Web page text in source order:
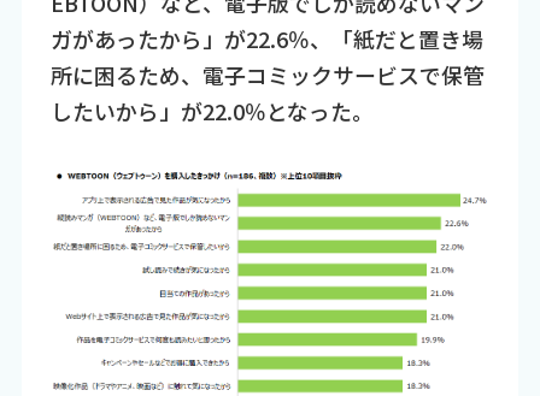
ガがあったから」が22.6％、「紙だと置き場
所に困るため、電子コミックサービスで保管
したいから」が22.0％となった。